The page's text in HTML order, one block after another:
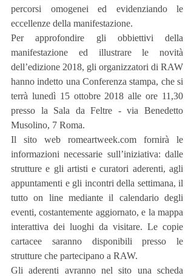
percorsi omogenei ed evidenziando le
eccellenze della manifestazione.
Per approfondire gli obbiettivi della
manifestazione ed illustrare le novità
dell’edizione 2018, gli organizzatori di RAW
hanno indetto una Conferenza stampa, che si
terrà lunedì 15 ottobre 2018 alle ore 11,30
presso la Sala da Feltre - via Benedetto
Musolino, 7 Roma.
Il sito web romeartweek.com fornirà le
informazioni necessarie sull’iniziativa: dalle
strutture e gli artisti e curatori aderenti, agli
appuntamenti e gli incontri della settimana, il
tutto on line mediante il calendario degli
eventi, costantemente aggiornato, e la mappa
interattiva dei luoghi da visitare. Le copie
cartacee saranno disponibili presso le
strutture che partecipano a RAW.
Gli aderenti avranno nel sito una scheda